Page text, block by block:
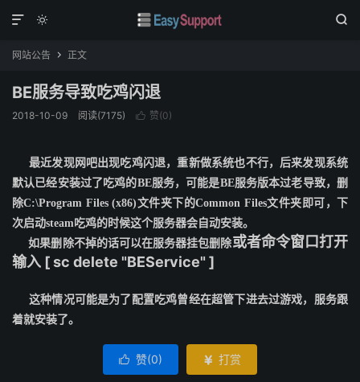
 

网站公告  正文
BE服务导致吃鸡闪退
2018-10-09 阅读(7175)  赞(0)
最近发现网吧出现吃鸡闪退，重新做系统也不行，后来发现系统
默认已经安装过了吃鸡的BE服务，可能是BE服务版本过老导致，删
除C:\Program Files (x86)文件夹下的Common Files文件夹即可，下
次启动steam吃鸡的时候这个服务器会自动安装。
如果删除不掉的话可以在服务器挂包删除或者命令窗口打开
输入 [ sc delete "BEService" ]
这种情况可能是为了配置吃鸡曾经在超管下进去过游戏，服务跟
着就安装了。
 赞(0)  打赏